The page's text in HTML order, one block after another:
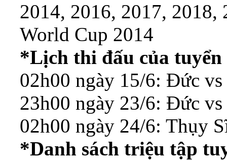
2014, 2016, 2017,
World Cup 2014
*Lịch thi đấu của
02h00 ngày 15/6: Đức vs
23h00 ngày 23/6: Đức
02h00 ngày 24/6: Thụy
*Danh sách triệu tập